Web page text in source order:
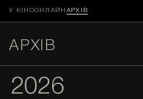
У КІНООНЛАЙН АРХІВ
АРХІВ
2026